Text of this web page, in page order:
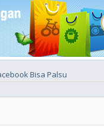
Bisa Palsu